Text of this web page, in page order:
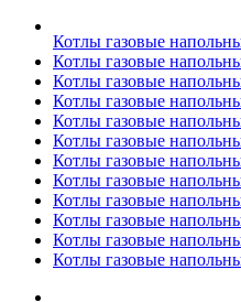
Котлы газовые
Котлы газовые
Котлы газовые
Котлы газовые
Котлы газовые
Котлы газовые
Котлы газовые
Котлы газовые
Котлы газовые
Котлы газовые
Котлы газовые
Котлы газовые